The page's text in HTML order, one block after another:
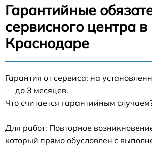
Гарантийные
сервисного центра в
Краснодаре
Гарантия от сервиса: на
— до 3 месяцев.
Что считается гарантийным
Для работ: Повторное
который прямо обусловлен с